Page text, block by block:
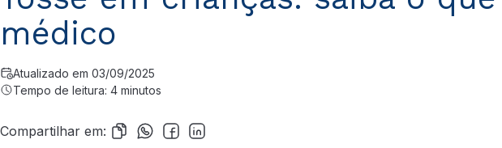
médico
Atualizado em 03/09/2025
Tempo de leitura: 4 minutos
Compartilhar em: